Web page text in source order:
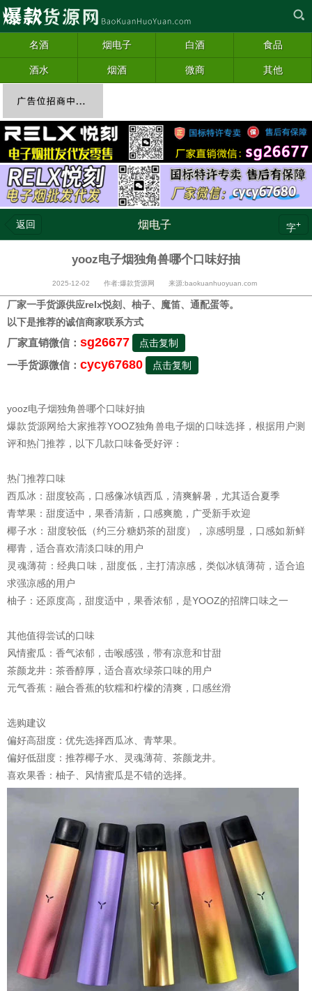
名酒 烟电子 白酒 食品
酒水 烟酒 微商 其他
返回 烟电子 字+
yooz电子烟独角兽哪个口味好抽
2025-12-02 作者:爆款货源网 来源:baokuanhuoyuan.com
厂家一手货源供应relx悦刻、柚子、魔笛、通配蛋等。
以下是推荐的诚信商家联系方式
厂家直销微信： sg26677 点击复制
一手货源微信： cycy67680 点击复制
yooz电子烟独角兽哪个口味好抽
爆款货源网给大家推荐YOOZ独角兽电子烟的口味选择，根据用户测
评和热门推荐，以下几款口味备受好评：
热门推荐口味
‌西瓜冰‌：甜度较高，口感像冰镇西瓜，清爽解暑，尤其适合夏季‌
‌青苹果‌：甜度适中，果香清新，口感爽脆，广受新手欢迎‌
‌椰子水‌：甜度较低（约三分糖奶茶的甜度），凉感明显，口感如新鲜
椰青，适合喜欢清淡口味的用户‌
‌灵魂薄荷‌：经典口味，甜度低，主打清凉感，类似冰镇薄荷，适合追
求强凉感的用户‌
‌柚子‌：还原度高，甜度适中，果香浓郁，是YOOZ的招牌口味之一‌
其他值得尝试的口味
‌风情蜜瓜‌：香气浓郁，击喉感强，带有凉意和甘甜‌
‌茶颜龙井‌：茶香醇厚，适合喜欢绿茶口味的用户‌
‌元气香蕉‌：融合香蕉的软糯和柠檬的清爽，口感丝滑‌
选购建议
偏好高甜度：优先选择西瓜冰、青苹果。
偏好低甜度：推荐椰子水、灵魂薄荷、茶颜龙井。
喜欢果香：柚子、风情蜜瓜是不错的选择。